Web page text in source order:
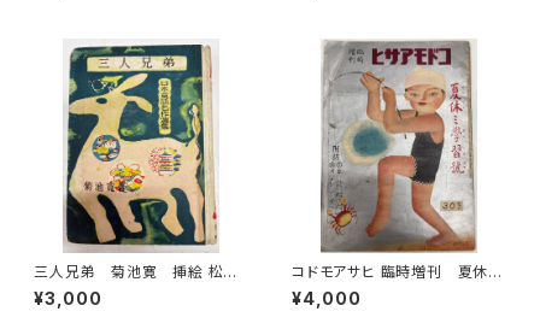
三人兄弟 菊池寛 挿絵 松野
一夫 装丁 初山滋 日本童話
名作選集 1956年 三十書房
¥3,000
コドモアサヒ 臨時増刊 夏休ミ
學習號 初山滋 本田庄太
郎 井元水明 鈴木信太郎な
¥4,000